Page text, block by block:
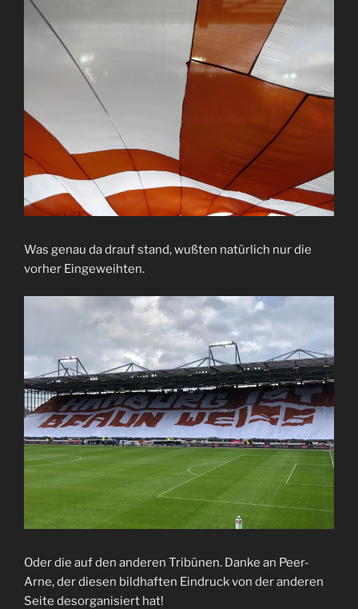
Was genau da drauf stand, wußten natürlich nur die
vorher Eingeweihten.
Oder die auf den anderen Tribünen. Danke an Peer-
Arne, der diesen bildhaften Eindruck von der anderen
Seite desorganisiert hat!